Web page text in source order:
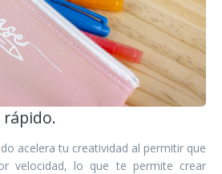
acelera tu creatividad al permitir que
velocidad, lo que te permite crear